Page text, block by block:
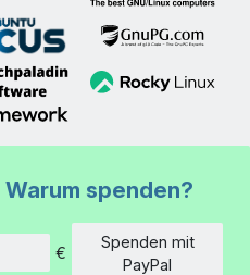
Warum spenden?
€
Spenden mit
PayPal